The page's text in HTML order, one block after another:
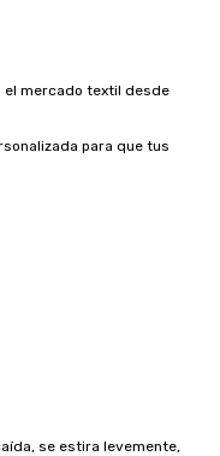
el mercado textil desde
para que tus
se estira levemente,